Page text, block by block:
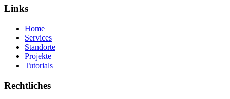
Links
Home
Services
Standorte
Projekte
Tutorials
Rechtliches